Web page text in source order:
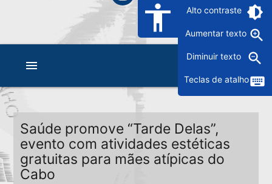
accessibility Alto contraste brightness_6
Aumentar texto zoom_in
Diminuir texto zoom_out
Teclas de atalhokeyboard
menu
Saúde promove “Tarde Delas”,
evento com atividades estéticas
gratuitas para mães atípicas do
Cabo